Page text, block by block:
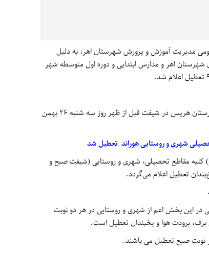
مدیریت آموزش و پرورش شهرستان اهر، به دلیل
اهر و مدارس ابتدایی و دوره اول متوسطه شهر
کلیه مدارس مناطق شهری و روستایی بخش خواجه شهرستان هریس در شیفت قبل از ظهر روز سه شنبه 26 بهمن
شهری و روستایی هوراند تعطیل شد
) کلیه مقاطع تحصیلی، شهریو روستایی (شیفت صبحو
تعطیل اعلام می‌گردد.
در این بخش اعم از شهری و روستایی در هر دو نوبت
صبح تعطیل می باشند.